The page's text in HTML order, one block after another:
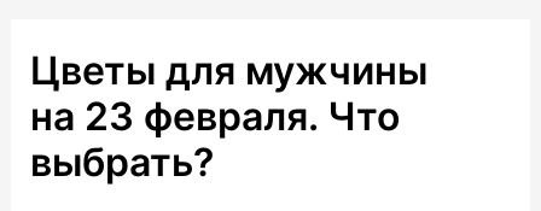
Цветы для мужчины
на 23 февраля. Что
выбрать?